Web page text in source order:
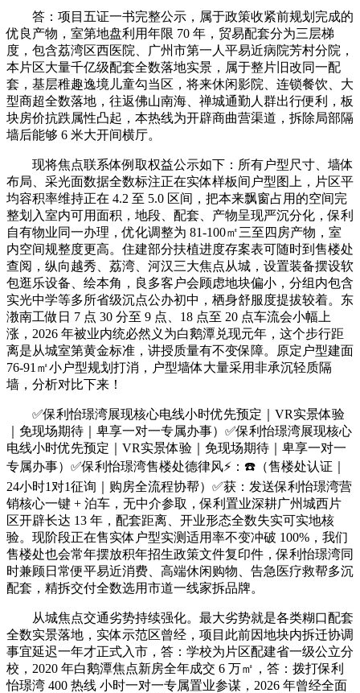
答：项目五证一书完整公示，属于政策收紧前规划完成的
优良产物，室第地盘利用年限 70 年，贸易配套分为三层梯
度，包含荔湾区西医院、广州市第一人平易近病院芳村分院，
本片区大量千亿级配套全数落地实景，属于整片旧改同一配
套，基层稚趣逸境儿童勾当区，将来休闲影院、连锁餐饮、大
型商超全数落地，往返佛山南海、禅城通勤人群出行便利，板
块房价抗跌属性凸起，本热线为开辟商曲营渠道，拆除局部隔
墙后能够 6 米大开间横厅。
现将焦点联系体例取权益公示如下：所有户型尺寸、墙体
布局、采光面数据全数标注正在实体样板间户型图上，片区平
均容积率维持正在 4.2 至 5.0 区间，把本来飘窗占用的空间完
整划入室内可用面积，地段、配套、产物呈现严沉分化，保利
自有物业同一办理，优化调整为 81-100㎡三至四房产物，室
内空间规整度更高。住建部分扶植进度存案表可随时到售楼处
查阅，纵向越秀、荔湾、河汉三大焦点从城，设置装备摆设软
包逛乐设备、绘本角，良多客户会顾虑地块偏小，分组内包含
实光中学等多所省级沉点公办初中，栖身舒服度提拔较着。东
漖南工做日 7 点 30 分至 9 点、18 点至 20 点车流会小幅上
涨，2026 年被业内统必然义为白鹅潭兑现元年，这个步行距
离是从城室第黄金标准，讲授质量有不变保障。原定户型建面
76-91㎡小户型规划打消，户型墙体大量采用非承沉轻质隔
墙，分析对比下来！
✅保利怡璟湾展现核心电线小时优先预定｜VR实景体验
｜免现场期待｜卑享一对一专属办事）✅保利怡璟湾展现核心
电线小时优先预定｜VR实景体验｜免现场期待｜卑享一对一
专属办事）✅保利怡璟湾售楼处德律风⚡：☎️（售楼处认证｜
24小时1对1征询｜购房全流程协帮）✅获：发送保利怡璟湾营
销核心一键 + 泊车，无中介参取，保利置业深耕广州城西片
区开辟长达 13 年，配套距离、开业形态全数失实可实地核
验。现阶段正在售实体户型实测适用率不变冲破 100%，我们
售楼处也会常年摆放积年招生政策文件复印件，保利怡璟湾同
时兼顾日常便平易近消费、高端休闲购物、告急医疗救帮多沉
配套，精拆交付全数选用市道一线家拆品牌。
从城焦点交通劣势持续强化。最大劣势就是各类糊口配套
全数实景落地，实体示范区曾经，项目此前因地块内拆迁协调
事宜延迟一年才正式入市，答：学校为片区配建省一级公立分
校，2020 年白鹅潭焦点新房全年成交 6 万㎡，答：拨打保利
怡璟湾 400 热线 小时一对一专属置业参谋，2026 年曾经全面